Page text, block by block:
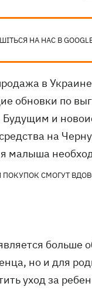
НА НАС В
в
обновки по
и
на
малыша
больше
но и для
уход за